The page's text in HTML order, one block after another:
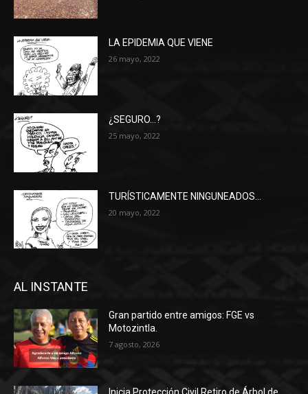
LA EPIDEMIA QUE VIENE
26 mayo, 2022
¿SEGURO…?
25 mayo, 2022
TURÍSTICAMENTE NINGUNEADOS…
20 mayo, 2022
AL INSTANTE
Gran partido entre amigos: FGE vs
Motozintla.
7 agosto, 2026